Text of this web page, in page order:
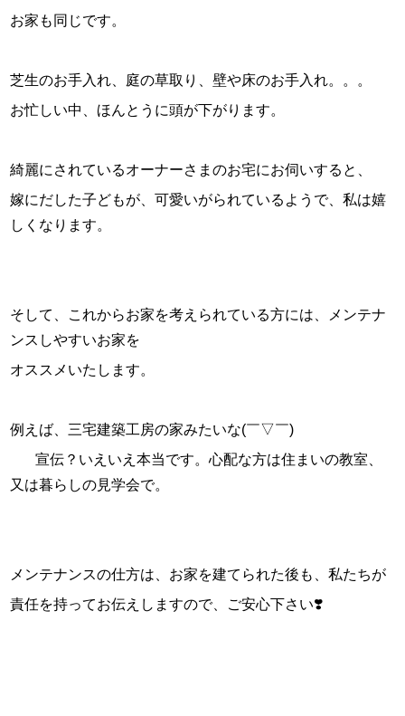
お家も同じです。
芝生のお手入れ、庭の草取り、壁や床のお手入れ。。。
お忙しい中、ほんとうに頭が下がります。
綺麗にされているオーナーさまのお宅にお伺いすると、
嫁にだした子どもが、可愛いがられているようで、私は嬉
しくなります。
そして、これからお家を考えられている方には、メンテナ
ンスしやすいお家を
オススメいたします。
例えば、三宅建築工房の家みたいな(￣▽￣)
宣伝？いえいえ本当です。心配な方は住まいの教室、
又は暮らしの見学会で。
メンテナンスの仕方は、お家を建てられた後も、私たちが
責任を持ってお伝えしますので、ご安心下さい❣️